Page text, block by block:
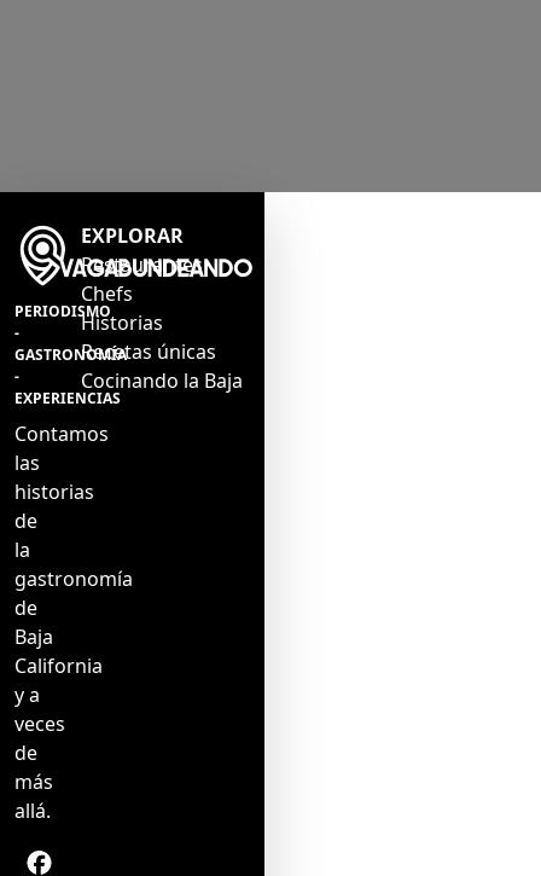
PERIODISMO
-
GASTRONOMÍA
-
EXPERIENCIAS
Contamos
las
historias
de
la
gastronomía
de
Baja
California
y a
veces
de
más
allá.
EXPLORAR
Restaurantes
Chefs
Historias
Recetas únicas
Cocinando la Baja